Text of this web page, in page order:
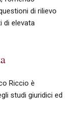
di rilievo
di elevata
Riccio è
studi giuridici ed